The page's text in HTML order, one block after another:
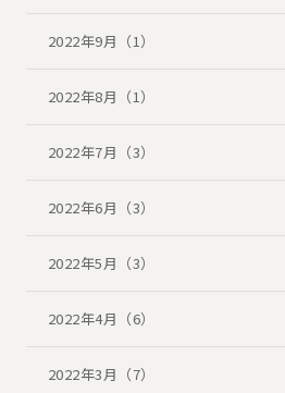
2022年9月（1）
2022年8月（1）
2022年7月（3）
2022年6月（3）
2022年5月（3）
2022年4月（6）
2022年3月（7）